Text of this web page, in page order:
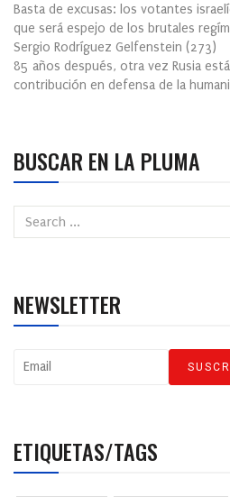
Basta de excusas: los votantes
que será espejo de los brutales
Sergio Rodríguez Gelfenstein (273)
85 años después, otra vez Rusia
contribución en defensa de la
BUSCAR EN LA PLUMA
NEWSLETTER
ETIQUETAS/TAGS